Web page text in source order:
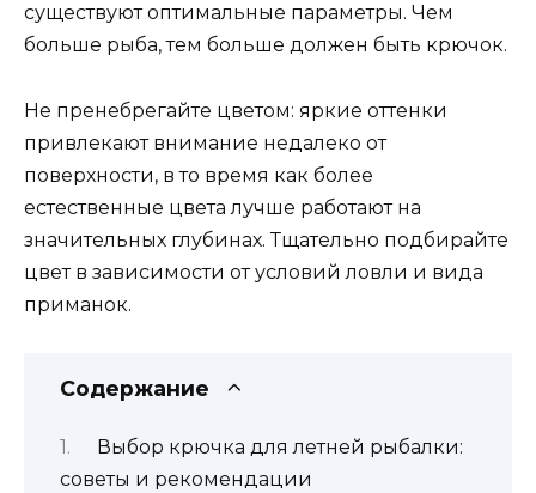
существуют оптимальные параметры. Чем
больше рыба, тем больше должен быть крючок.
Не пренебрегайте цветом: яркие оттенки
привлекают внимание недалеко от
поверхности, в то время как более
естественные цвета лучше работают на
значительных глубинах. Тщательно подбирайте
цвет в зависимости от условий ловли и вида
приманок.
Содержание
Выбор крючка для летней рыбалки:
советы и рекомендации